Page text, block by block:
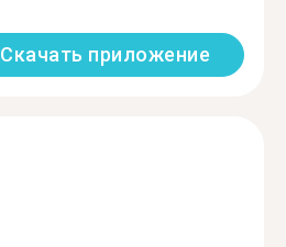
Скачать приложение